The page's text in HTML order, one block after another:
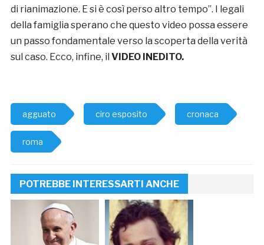
di rianimazione. E si è così perso altro tempo”. I legali
della famiglia sperano che questo video possa essere
un passo fondamentale verso la scoperta della verità
sul caso. Ecco, infine, il VIDEO INEDITO.
agguato ciro esposito cronaca
roma
POTREBBE INTERESSARTI ANCHE